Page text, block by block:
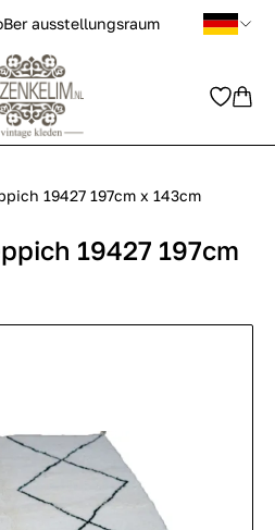
ausstellungsraum
19427 197cm x 143cm
19427 197cm